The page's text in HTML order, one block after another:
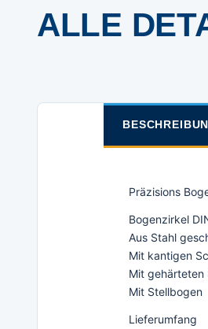
ALLE
Präzisions
Bogenzirkel
Aus Stahl
Mit kantigen
Mit gehärteten
Mit Stellbogen
Lieferumfang